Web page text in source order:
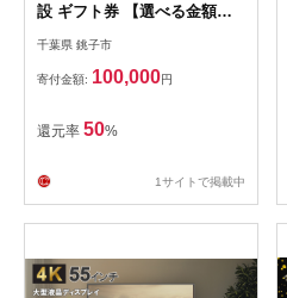
設 ギフト券 【選べる金額】
ト ホテル チケット 旅行 旅
観光 りょこう 海 おすすめ 日
正月 謹賀新年 銚子 絶景 非日
常 温泉 元湯 お食事 料理 海
と納税 ふるさと納税宿泊 ふ
るさと納税ホテル 千葉県 銚
子市 【犬吠埼ホテル】
千葉県 銚子市
寄付金額: 100,000円
還元率 50%
1サイトで掲載中